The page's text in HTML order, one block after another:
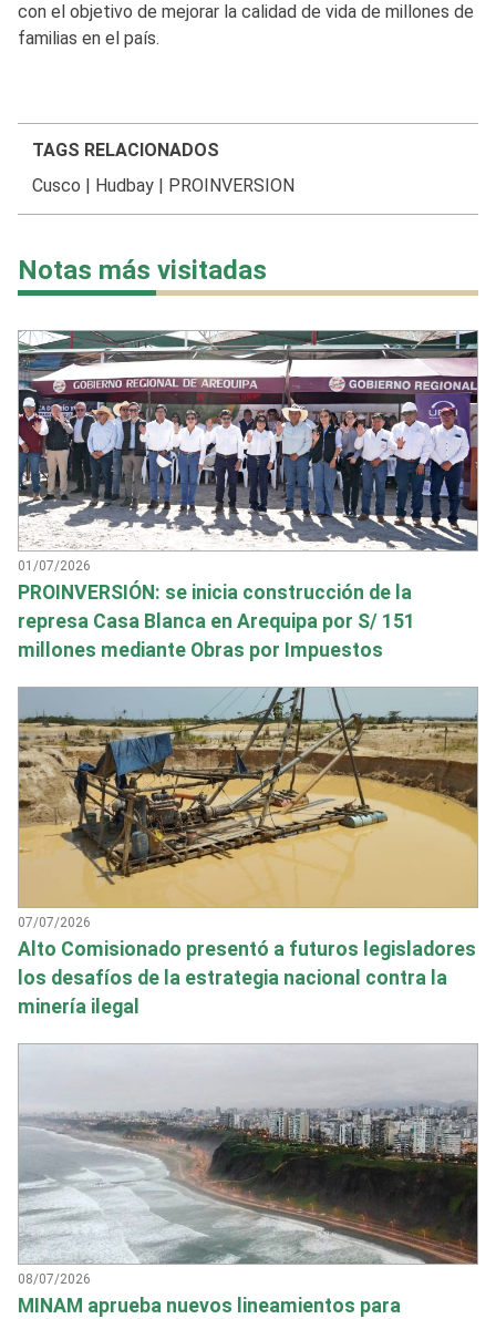
con el objetivo de mejorar la calidad de vida de millones de
familias en el país.
TAGS RELACIONADOS
Cusco
Hudbay| PROINVERSION
Notas más visitadas
01/07/2026
PROINVERSIÓN: se inicia construcción de la
represa Casa Blanca en Arequipa por S/ 151
millones mediante Obras por Impuestos
07/07/2026
Alto Comisionado presentó a futuros legisladores
los desafíos de la estrategia nacional contra la
minería ilegal
08/07/2026
MINAM aprueba nuevos lineamientos para